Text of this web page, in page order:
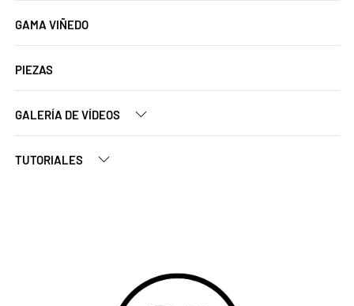
GAMA VIÑEDO
PIEZAS
GALERÍA DE VÍDEOS
TUTORIALES